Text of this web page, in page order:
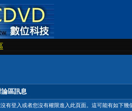
論區訊息
有登入或者您沒有權限進入此頁面。這可能有如下幾